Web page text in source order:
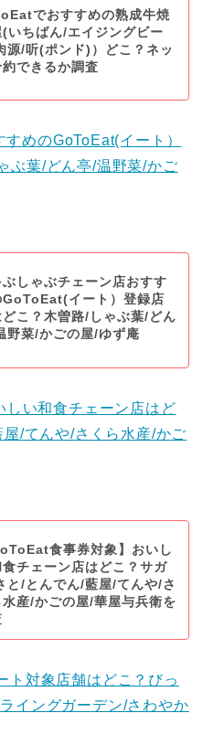
でおすすめの熟成牛焼
(いちばん/エイジングビー
源/听(ポンド)）どこ？ネッ
約できるか調査
めのGoToEat(イート）
ぶ葉/どん亭/温野菜/かご
ぶしゃぶチェーン店おすす
GoToEat(イート）登録店
どこ？木曽路/しゃぶ葉/どん
野菜/かごの屋/ゆず庵
しい和食チェーン店はど
/てんや/さくら水産/かご
食事券対象】おいし
食チェーン店はどこ？サガ
と/とんでん/藍屋/てんや/さ
水産/かごの屋/華屋与兵衛を
ト対象店舗はどこ？びっ
イングガーデン/さわやか